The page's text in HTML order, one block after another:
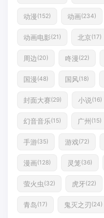
动漫(152) 动画(234)
动画电影(21) 北京(17)
周边 (20) 咚漫(22)
国漫(48) 国风(18)
封面大赛(29) 小说(16)
幻音音乐(15) 广州 (15)
手游(35) 游戏(72)
漫画(128) 灵笼(36)
萤火虫 (32) 虎牙(22)
青岛(17) 鬼灭之刃(24)